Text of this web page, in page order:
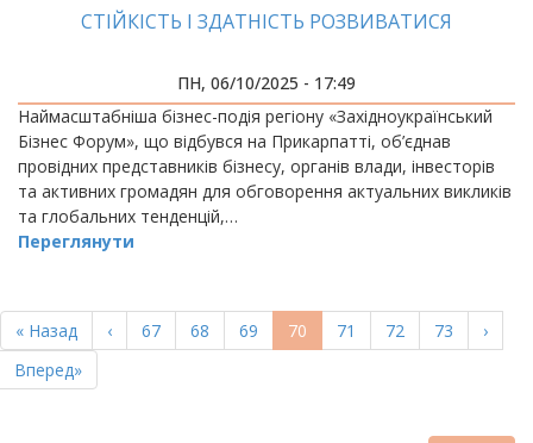
СТІЙКІСТЬ І ЗДАТНІСТЬ РОЗВИВАТИСЯ
ПН, 06/10/2025 - 17:49
Наймасштабніша бізнес-подія регіону «Західноукраїнський
Бізнес Форум», що відбувся на Прикарпатті, об’єднав
провідних представників бізнесу, органів влади, інвесторів
та активних громадян для обговорення актуальних викликів
та глобальних тенденцій,…
Переглянути
НА
СТОРІНКИ
Перша
сторінка
« Назад
Попередня
сторінка
‹ Page
67 Page
68 Page
69
Поточна
сторінка
70 Page
71 Page
72 Page
73
›
Остання
сторінка
Вперед»